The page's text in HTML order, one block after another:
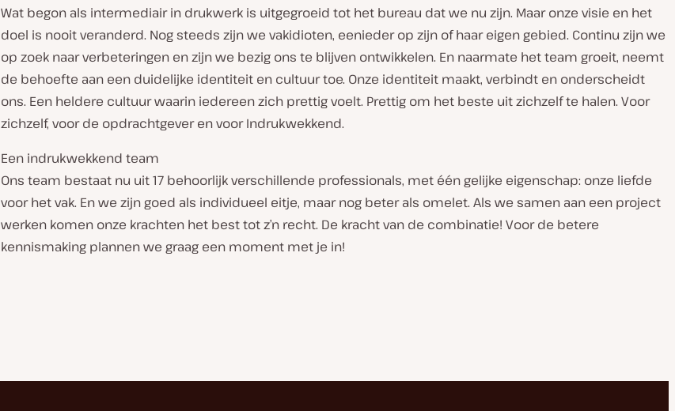
Wat begon als intermediair in drukwerk is uitgegroeid tot het bureau dat we nu zijn. Maar onze visie en het
doel is nooit veranderd. Nog steeds zijn we vakidioten, eenieder op zijn of haar eigen gebied. Continu zijn we
op zoek naar verbeteringen en zijn we bezig ons te blijven ontwikkelen. En naarmate het team groeit, neemt
de behoefte aan een duidelijke identiteit en cultuur toe. Onze identiteit maakt, verbindt en onderscheidt
ons. Een heldere cultuur waarin iedereen zich prettig voelt. Prettig om het beste uit zichzelf te halen. Voor
zichzelf, voor de opdrachtgever en voor Indrukwekkend.
Een indrukwekkend team
Ons team bestaat nu uit 17 behoorlijk verschillende professionals, met één gelijke eigenschap: onze liefde
voor het vak. En we zijn goed als individueel eitje, maar nog beter als omelet. Als we samen aan een project
werken komen onze krachten het best tot z’n recht. De kracht van de combinatie! Voor de betere
kennismaking plannen we graag een moment met je in!